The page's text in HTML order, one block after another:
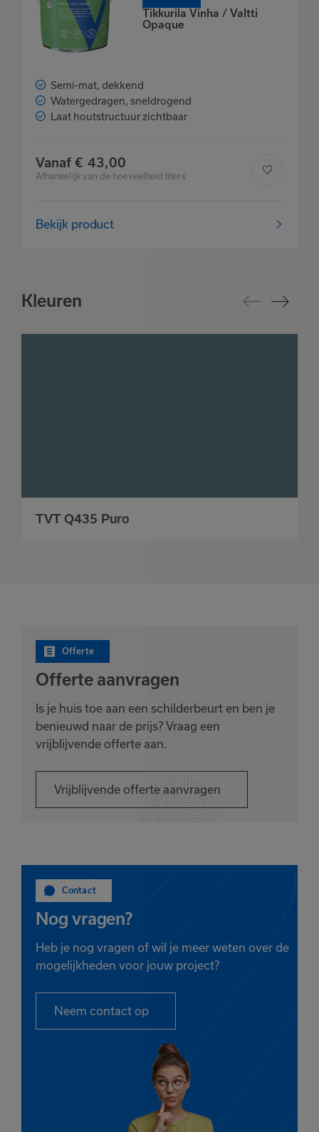
Tikkurila Vinha / Valtti
Opaque
Semi-mat, dekkend
Watergedragen, sneldrogend
Laat houtstructuur zichtbaar
Vanaf € 43,00
Afhankelijk van de hoeveelheid liters
Bekijk product
Kleuren
TVT Q435 Puro
Offerte
Offerte aanvragen
Is je huis toe aan een schilderbeurt en ben je
benieuwd naar de prijs? Vraag een
vrijblijvende offerte aan.
Vrijblijvende offerte aanvragen
Contact
Nog vragen?
Heb je nog vragen of wil je meer weten over de
mogelijkheden voor jouw project?
Neem contact op
Het product is
Verder winkelen